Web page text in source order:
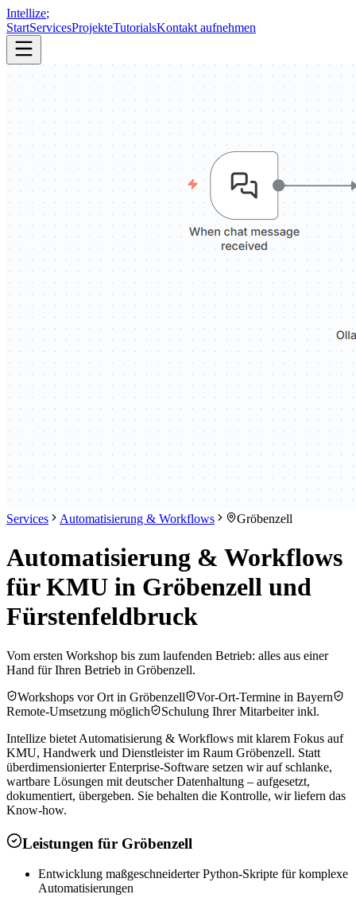
Intellize;
StartServicesProjekteTutorialsKontakt aufnehmen
Services Automatisierung & Workflows Gröbenzell
Automatisierung & Workflows
für KMU in Gröbenzell und
Fürstenfeldbruck
Vom ersten Workshop bis zum laufenden Betrieb: alles aus einer
Hand für Ihren Betrieb in Gröbenzell.
Workshops vor Ort in Gröbenzell
Vor-Ort-Termine in Bayern
Remote-Umsetzung möglich
Schulung Ihrer Mitarbeiter inkl.
Intellize bietet Automatisierung & Workflows mit klarem Fokus auf
KMU, Handwerk und Dienstleister im Raum Gröbenzell. Statt
überdimensionierter Enterprise-Software setzen wir auf schlanke,
wartbare Lösungen mit deutscher Datenhaltung – aufgesetzt,
dokumentiert, übergeben. Sie behalten die Kontrolle, wir liefern das
Know-how.
Leistungen für Gröbenzell
Entwicklung maßgeschneiderter Python-Skripte für komplexe
Automatisierungen